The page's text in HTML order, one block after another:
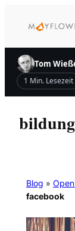
Inhalt
Tom
1 Min. Lesezeit
Blog »
facebook